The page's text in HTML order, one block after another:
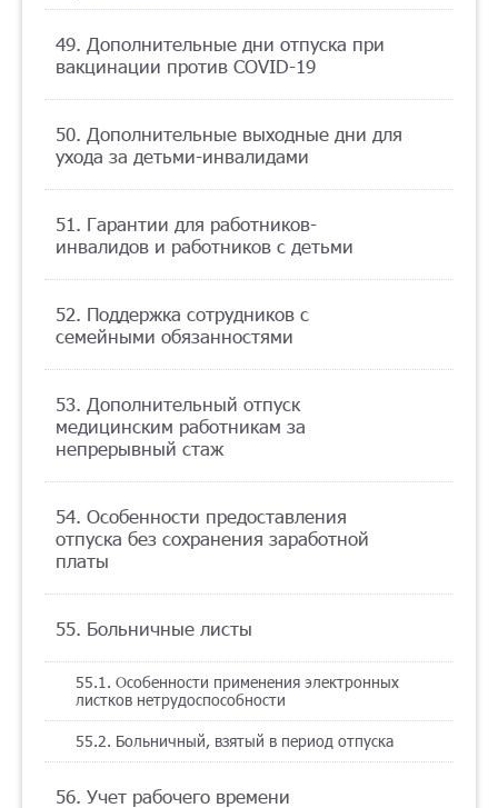
49. Дополнительные дни отпуска при
вакцинации против COVID-19
50. Дополнительные выходные дни для
ухода за детьми-инвалидами
51. Гарантии для работников-
инвалидов и работников с детьми
52. Поддержка сотрудников с
семейными обязанностями
53. Дополнительный отпуск
медицинским работникам за
непрерывный стаж
54. Особенности предоставления
отпуска без сохранения заработной
платы
55. Больничные листы
55.1. Особенности применения электронных
листков нетрудоспособности
55.2. Больничный, взятый в период отпуска
56. Учет рабочего времени